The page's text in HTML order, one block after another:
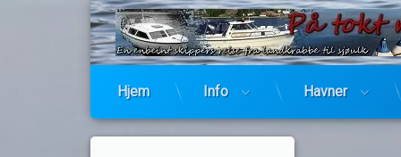
Hjem Info Havner